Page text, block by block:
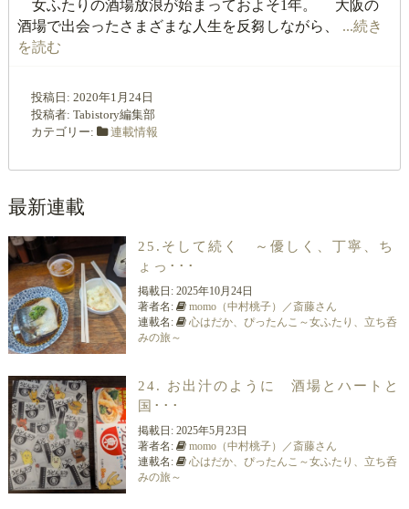
女ふたりの酒場放浪が始まっておよそ1年。 大阪の
酒場で出会ったさまざまな人生を反芻しながら、 ...続き
を読む
投稿日: 2020年1月24日
投稿者: Tabistory編集部
カテゴリー:
連載情報
最新連載
25.そして続く ～優しく、丁寧、ち
ょっ･･･
掲載日: 2025年10月24日
著者名:
momo（中村桃子）／斎藤さん
連載名:
心はだか、ぴったんこ～女ふたり、立ち呑
みの旅～
24. お出汁のように 酒場とハートと
国･･･
掲載日: 2025年5月23日
著者名:
momo（中村桃子）／斎藤さん
連載名:
心はだか、ぴったんこ～女ふたり、立ち呑
みの旅～